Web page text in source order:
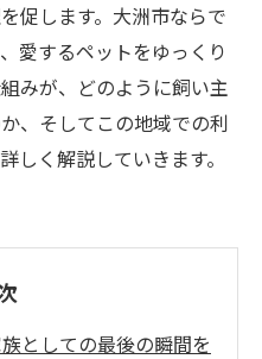
促します。大洲市ならで
愛するペットをゆっくり
みが、どのように飼い主
、そしてこの地域での利
しく解説していきます。
としての最後の瞬間を